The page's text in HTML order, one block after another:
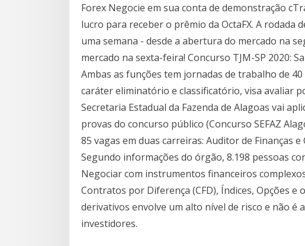
Forex Negocie em sua conta de demonstração
lucro para receber o prêmio da OctaFX. A rodada
uma semana - desde a abertura do mercado na
mercado na sexta-feira! Concurso TJM-SP 2020:
Ambas as funções tem jornadas de trabalho de
caráter eliminatório e classificatório, visa avaliar
Secretaria Estadual da Fazenda de Alagoas vai
provas do concurso público (Concurso SEFAZ
85 vagas em duas carreiras: Auditor de Finanças
Segundo informações do órgão, 8.198 pessoas
Negociar com instrumentos financeiros
Contratos por Diferença (CFD), Índices, Opções
derivativos envolve um alto nível de risco e não é
investidores.